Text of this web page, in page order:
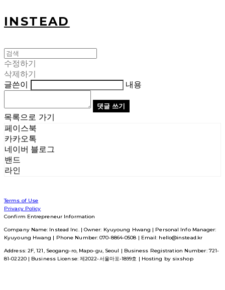
INSTEAD
수정하기
삭제하기
글쓴이
내용
댓글 쓰기
목록으로 가기
페이스북
카카오톡
네이버 블로그
밴드
라인
Terms of Use
Privacy Policy
Confirm Entrepreneur Information
Company Name: Instead Inc. | Owner: Kyuyoung Hwang | Personal Info Manager:
Kyuyoung Hwang | Phone Number: 070-8864-0508 | Email: hello@instead.kr
Address: 2F, 121, Seogang-ro, Mapo-gu, Seoul | Business Registration Number: 721-
81-02220| Business License: 제2022-서울마포-1899호 | Hosting by sixshop